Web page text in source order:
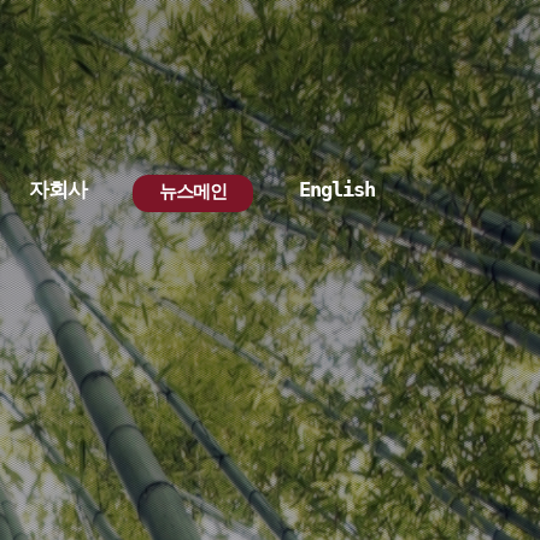
자회사 뉴스메인 English